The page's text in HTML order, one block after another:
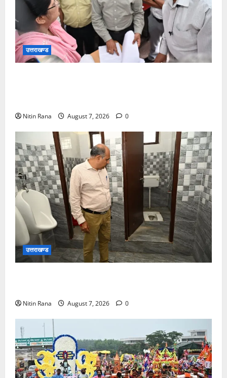
उत्तराखण्ड
Nitin Rana August 7, 2026 0
उत्तराखण्ड
Nitin Rana August 7, 2026 0